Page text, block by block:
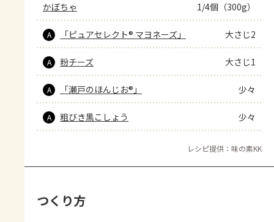
かぼちゃ 1/4個（300g）
A 「ピュアセレクト® マヨネーズ」 大さじ2
A 粉チーズ 大さじ1
A 「瀬戸のほんじお®」 少々
A 粗びき黒こしょう 少々
レシピ提供：味の素KK
つくり方